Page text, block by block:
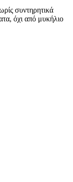
συντηρητικά
όχι από μυκήλιο